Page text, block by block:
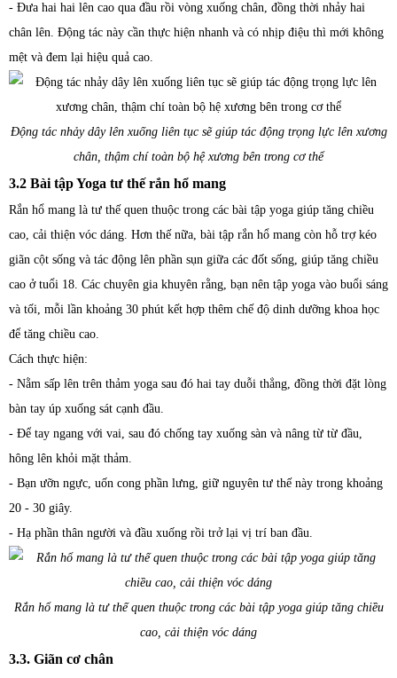
- Đưa hai hai lên cao qua đầu rồi vòng xuống chân, đồng thời nhảy hai
chân lên. Động tác này cần thực hiện nhanh và có nhịp điệu thì mới không
mệt và đem lại hiệu quả cao.
Động tác nhảy dây lên xuống liên tục sẽ giúp tác động trọng lực lên xương
chân, thậm chí toàn bộ hệ xương bên trong cơ thể
3.2 Bài tập Yoga tư thế rắn hổ mang
Rắn hổ mang là tư thế quen thuộc trong các bài tập yoga giúp tăng chiều
cao, cải thiện vóc dáng. Hơn thế nữa, bài tập rắn hổ mang còn hỗ trợ kéo
giãn cột sống và tác động lên phần sụn giữa các đốt sống, giúp tăng chiều
cao ở tuổi 18. Các chuyên gia khuyên rằng, bạn nên tập yoga vào buổi sáng
và tối, mỗi lần khoảng 30 phút kết hợp thêm chế độ dinh dưỡng khoa học
để tăng chiều cao.
Cách thực hiện:
- Nằm sấp lên trên thảm yoga sau đó hai tay duỗi thẳng, đồng thời đặt lòng
bàn tay úp xuống sát cạnh đầu.
- Để tay ngang với vai, sau đó chống tay xuống sàn và nâng từ từ đầu,
hông lên khỏi mặt thảm.
- Bạn ưỡn ngực, uốn cong phần lưng, giữ nguyên tư thế này trong khoảng
20 - 30 giây.
- Hạ phần thân người và đầu xuống rồi trở lại vị trí ban đầu.
Rắn hổ mang là tư thế quen thuộc trong các bài tập yoga giúp tăng chiều
cao, cải thiện vóc dáng
3.3. Giãn cơ chân